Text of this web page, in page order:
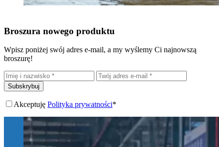
Broszura nowego produktu
Wpisz poniżej swój adres e-mail, a my wyślemy Ci najnowszą
broszurę!
Subskrybuj
Akceptuję Polityka prywatności*